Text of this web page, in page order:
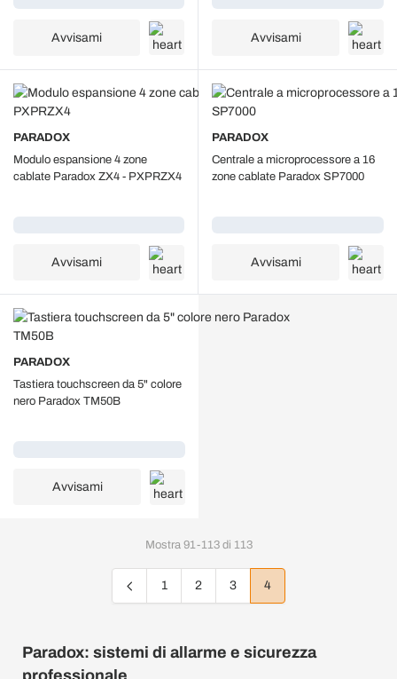
Avvisami Avvisami
PARADOX
Modulo espansione 4 zone
cablate Paradox ZX4 - PXPRZX4
Avvisami
PARADOX
Centrale a microprocessore a 16
zone cablate Paradox SP7000
Avvisami
PARADOX
Tastiera touchscreen da 5" colore
nero Paradox TM50B
Avvisami
Mostra 91-113di 113
Pagina
1
Pagina
2
Pagina
3
Attualmente stai
4
Paradox: sistemi di allarme e sicurezza
professionale